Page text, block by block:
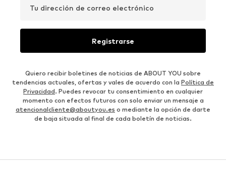
Tu dirección de correo electrónico
Registrarse
Quiero recibir boletines de noticias de ABOUT YOU sobre
tendencias actuales, ofertas y vales de acuerdo con la Política de
Privacidad. Puedes revocar tu consentimiento en cualquier
momento con efectos futuros con solo enviar un mensaje a
atencionalcliente@aboutyou.es o mediante la opción de darte
de baja situada al final de cada boletín de noticias.